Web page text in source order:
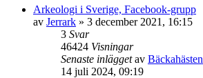
Arkeologi i Sverige, Facebook-grupp
av Jerrark » 3 december 2021, 16:15
3 Svar
46424 Visningar
Senaste inläggetav Bäckahästen
14 juli 2024, 09:19